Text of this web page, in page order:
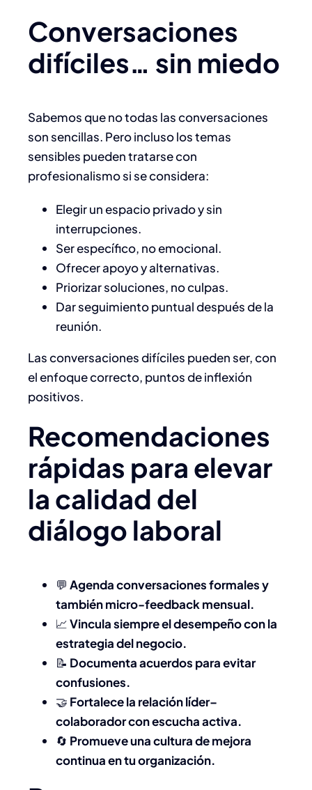
Conversaciones
difíciles… sin miedo
Sabemos que no todas las conversaciones
son sencillas. Pero incluso los temas
sensibles pueden tratarse con
profesionalismo si se considera:
Elegir un espacio privado y sin
interrupciones.
Ser específico, no emocional.
Ofrecer apoyo y alternativas.
Priorizar soluciones, no culpas.
Dar seguimiento puntual después de la
reunión.
Las conversaciones difíciles pueden ser, con
el enfoque correcto, puntos de inflexión
positivos.
Recomendaciones
rápidas para elevar
la calidad del
diálogo laboral
💬 Agenda conversaciones formales y
también micro-feedback mensual.
📈Vincula siempre el desempeño con la
estrategia del negocio.
📝 Documenta acuerdos para evitar
confusiones.
🤝 Fortalece la relación líder–
colaborador con escucha activa.
🔄 Promueve una cultura de mejora
continua en tu organización.